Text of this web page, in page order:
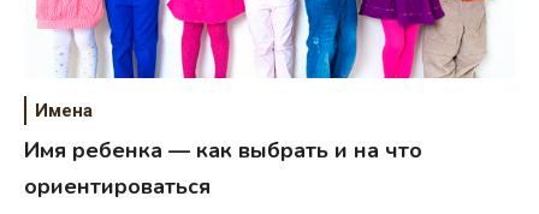
Имена
Имя ребенка — как выбрать и на что
ориентироваться